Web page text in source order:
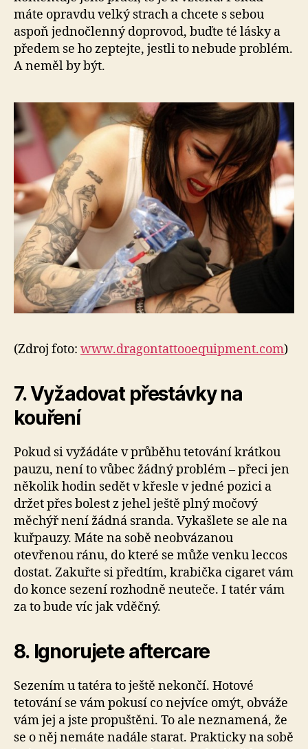
máte opravdu velký strach a chcete s sebou
aspoň jednočlenný doprovod, buďte té lásky a
předem se ho zeptejte, jestli to nebude problém.
A neměl by být.
(Zdroj foto: www.dragontattooequipment.com)
7. Vyžadovat přestávky na
kouření
Pokud si vyžádáte v průběhu tetování krátkou
pauzu, není to vůbec žádný problém – přeci jen
několik hodin sedět v křesle v jedné pozici a
držet přes bolest z jehel ještě plný močový
měchýř není žádná sranda. Vykašlete se ale na
kuřpauzy. Máte na sobě neobvázanou
otevřenou ránu, do které se může venku leccos
dostat. Zakuřte si předtím, krabička cigaret vám
do konce sezení rozhodně neuteče. I tatér vám
za to bude víc jak vděčný.
8. Ignorujete aftercare
Sezením u tatéra to ještě nekončí. Hotové
tetování se vám pokusí co nejvíce omýt, obváže
vám jej a jste propuštěni. To ale neznamená, že
se o něj nemáte nadále starat. Prakticky na sobě